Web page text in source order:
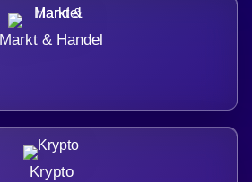
Markt & Handel
Krypto